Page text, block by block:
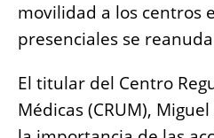
movilidad a los centros
presenciales se
El titular del Centro
Médicas (CRUM),